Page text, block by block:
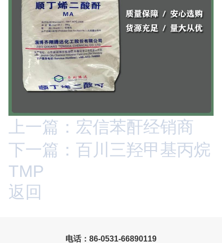
上一篇：宏信苯酐经销商
下一篇：百川三羟甲基丙烷
TMP
返回
电话：86-0531-66890119